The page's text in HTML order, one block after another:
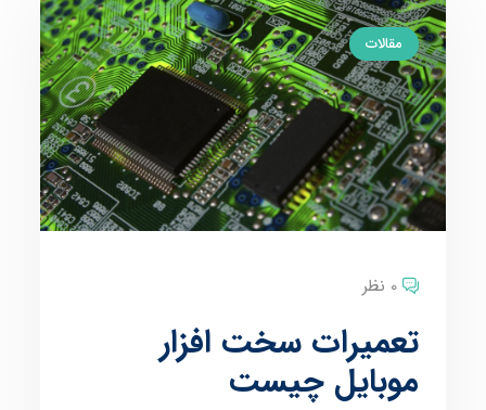
مقالات
0 نظر
تعمیرات سخت افزار
موبایل چیست